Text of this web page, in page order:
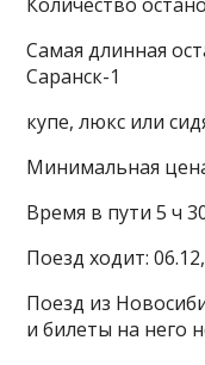
Самая длинная
Саранск-1
купе, люкс или
Минимальная
Время в пути 5 ч
Поезд ходит:
Поезд из
и билеты на него